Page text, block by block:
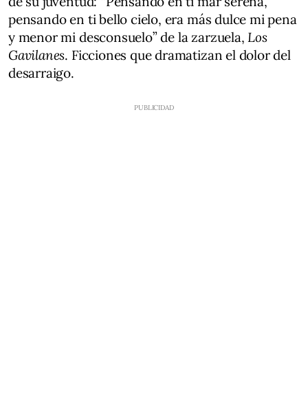
pensando en ti bello cielo, era más dulce mi pena
y menor mi desconsuelo” de la zarzuela,Los
Gavilanes. Ficciones que dramatizan el dolor del
desarraigo.